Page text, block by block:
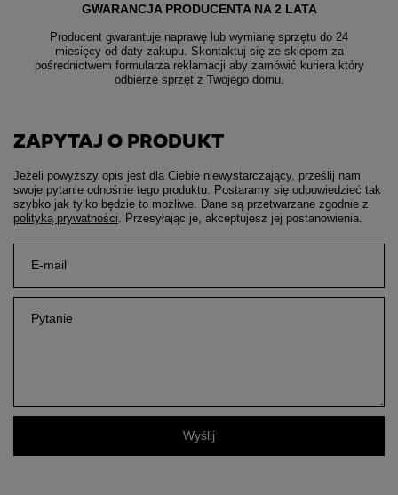
GWARANCJA PRODUCENTA NA 2 LATA
Producent gwarantuje naprawę lub wymianę sprzętu do 24
miesięcy od daty zakupu. Skontaktuj się ze sklepem za
pośrednictwem formularza reklamacji aby zamówić kuriera który
odbierze sprzęt z Twojego domu.
ZAPYTAJ O PRODUKT
Jeżeli powyższy opis jest dla Ciebie niewystarczający, prześlij nam
swoje pytanie odnośnie tego produktu. Postaramy się odpowiedzieć tak
szybko jak tylko będzie to możliwe.
Dane są przetwarzane zgodnie z
polityką prywatności . Przesyłając je, akceptujesz jej postanowienia.
E-mail
Pytanie
Wyślij